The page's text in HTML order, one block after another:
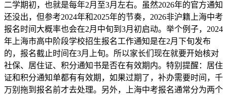
二学期初，也就是每年2月至3月左右。虽然2026年的官方通知
还没出，但参考2024年和2025年的节奏，2026非沪籍上海中考
报名时间大概率也会在2月中旬到3月初启动。举个例子，2024
年上海市高中阶段学校招生报名工作通知是在2月下旬发布
的，报名截止时间在3月上旬。所以家长们现在就要开始核对
社保、居住证、积分通知书是否在有效期内。特别提醒：居住
证和积分通知单都有有效期，如果过期了，补办需要时间，千
万别拖到报名前才去处理。另外，上海中考报名通常分为两个